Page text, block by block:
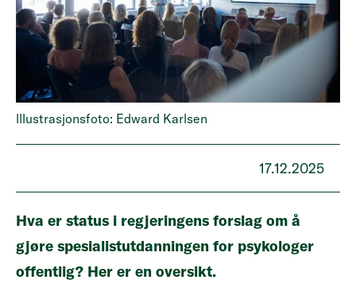
lllustrasjonsfoto: Edward Karlsen
17.12.2025
Hva er status i regjeringens forslag om å
gjøre spesialistutdanningen for psykologer
offentlig? Her er en oversikt.